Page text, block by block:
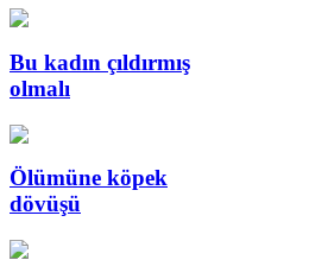
Bu kadın çıldırmış
olmalı
Ölümüne köpek
dövüşü